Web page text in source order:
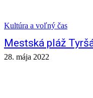
Kultúra a voľný čas
Mestská pláž
28. mája 2022